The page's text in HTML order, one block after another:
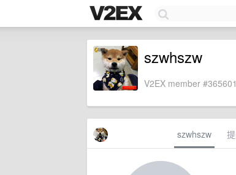
szwhszw
V2EX member
szwhszw